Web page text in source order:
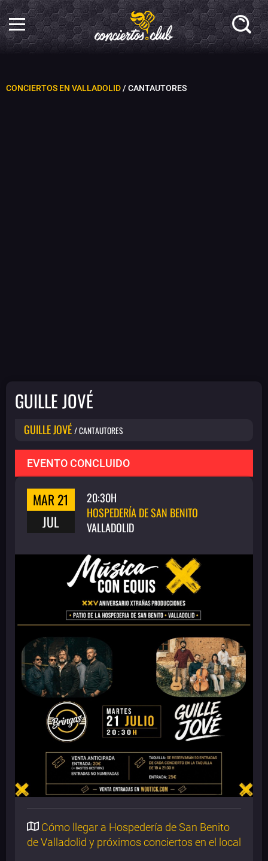
CONCIERTOS EN VALLADOLID/ CANTAUTORES
GUILLE JOVÉ
GUILLE JOVÉ / CANTAUTORES
EVENTO CONCLUIDO
MAR 21
JUL
20:30H
HOSPEDERÍA DE SAN BENITO
VALLADOLID
Cómo llegar a Hospedería de San Benito
de Valladolid y próximos conciertos en el local